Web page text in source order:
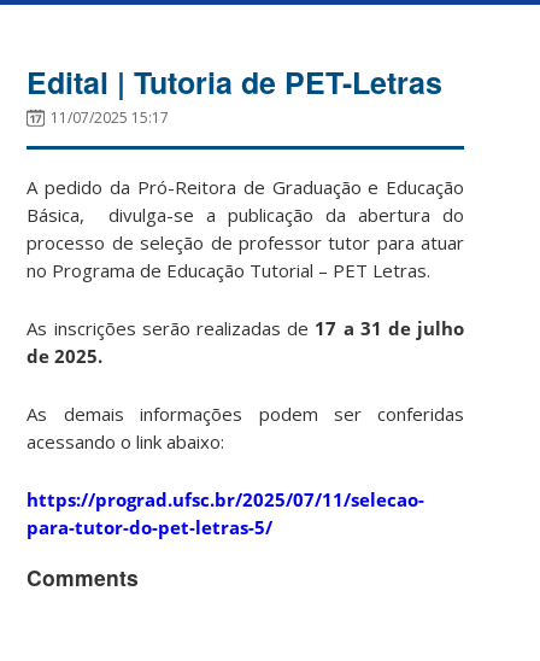
Edital | Tutoria de PET-Letras
11/07/2025 15:17
A pedido da Pró-Reitora de Graduação e Educação
Básica, divulga-se a publicação da abertura do
processo de seleção de professor tutor para atuar
no Programa de Educação Tutorial – PET Letras.
As inscrições serão realizadas de 17 a 31 de julho
de 2025.
As demais informações podem ser conferidas
acessando o link abaixo:
https://prograd.ufsc.br/2025/07/11/selecao-
para-tutor-do-pet-letras-5/
Comments